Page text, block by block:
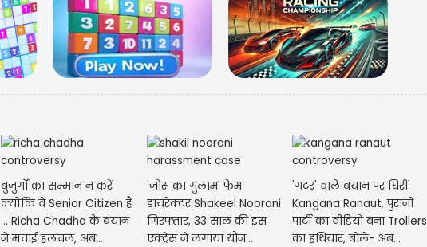
बुज़ुर्गों का सम्मान न करें
क्योंकि वे Senior Citizen हैं
... Richa Chadha के बयान
ने मचाई हलचल, अब...
'जोरू का गुलाम' फेम
डायरेक्टर Shakeel Noorani
गिरफ्तार, 33 साल की इस
एक्ट्रेस ने लगाया यौन...
'गटर' वाले बयान पर घिरीं
Kangana Ranaut, पुरानी
पार्टी का वीडियो बना Trollers
का हथियार, बोले- अब...